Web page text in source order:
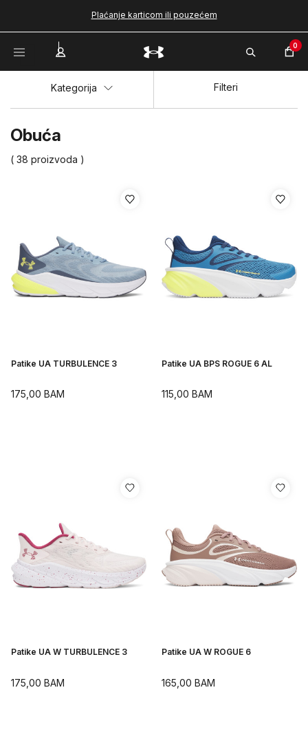
Plaćanje karticom ili pouzećem
0
Obuća
( 38 proizvoda )
Kategorija Filteri
Patike UA TURBULENCE 3
175,00 BAM
Patike UA BPS ROGUE 6 AL
115,00 BAM
Patike UA W TURBULENCE 3
175,00 BAM
Patike UA W ROGUE 6
165,00 BAM